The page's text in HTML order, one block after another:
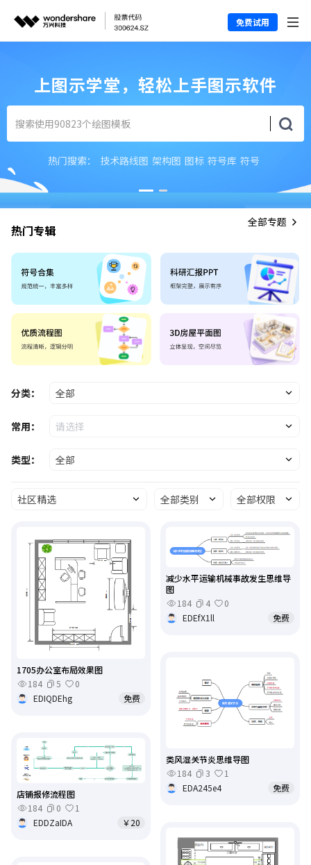
免费试用
上图示学堂，轻松上手图示软件
热门搜索： 技术路线图 架构图 图标 符号库 符号
热门专辑
全部专题
分类： 全部
常用： 请选择
类型： 全部
社区精选 全部类别 全部权限
1705办公室布局效果图
184
5
0
EDIQDEhg
免费
减少水平运输机械事故发生思维导
图
184
4
0
EDEfX1ll
免费
类风湿关节炎思维导图
184
3
1
EDA245e4
免费
店铺报修流程图
184
0
1
EDDZaIDA
￥20